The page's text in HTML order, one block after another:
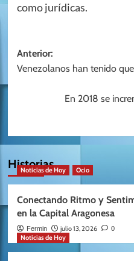
como jurídicas.
Navegación
de
entradas
Anterior:
Venezolanos han tenido
En 2018 se
Historias
Noticias de Hoy Ocio
Conectando Ritmo y
en la Capital Aragonesa
Fermin julio 13, 2026 0
Noticias de Hoy